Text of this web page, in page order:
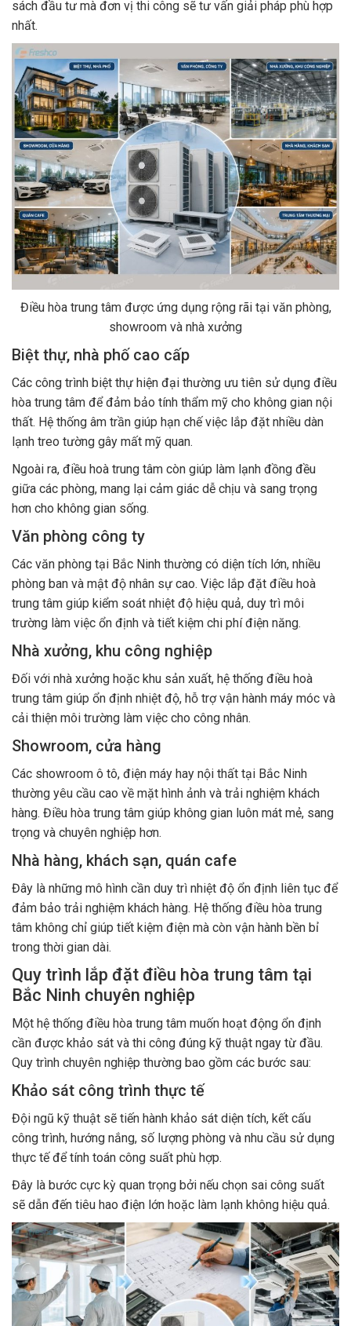
sách đầu tư mà đơn vị thi công sẽ tư vấn giải pháp phù hợp
nhất.
Điều hòa trung tâm được ứng dụng rộng rãi tại văn phòng,
showroom và nhà xưởng
Biệt thự, nhà phố cao cấp
Các công trình biệt thự hiện đại thường ưu tiên sử dụng điều
hòa trung tâm để đảm bảo tính thẩm mỹ cho không gian nội
thất. Hệ thống âm trần giúp hạn chế việc lắp đặt nhiều dàn
lạnh treo tường gây mất mỹ quan.
Ngoài ra, điều hoà trung tâm còn giúp làm lạnh đồng đều
giữa các phòng, mang lại cảm giác dễ chịu và sang trọng
hơn cho không gian sống.
Văn phòng công ty
Các văn phòng tại Bắc Ninh thường có diện tích lớn, nhiều
phòng ban và mật độ nhân sự cao. Việc lắp đặt điều hoà
trung tâm giúp kiểm soát nhiệt độ hiệu quả, duy trì môi
trường làm việc ổn định và tiết kiệm chi phí điện năng.
Nhà xưởng, khu công nghiệp
Đối với nhà xưởng hoặc khu sản xuất, hệ thống điều hoà
trung tâm giúp ổn định nhiệt độ, hỗ trợ vận hành máy móc và
cải thiện môi trường làm việc cho công nhân.
Showroom, cửa hàng
Các showroom ô tô, điện máy hay nội thất tại Bắc Ninh
thường yêu cầu cao về mặt hình ảnh và trải nghiệm khách
hàng. Điều hòa trung tâm giúp không gian luôn mát mẻ, sang
trọng và chuyên nghiệp hơn.
Nhà hàng, khách sạn, quán cafe
Đây là những mô hình cần duy trì nhiệt độ ổn định liên tục để
đảm bảo trải nghiệm khách hàng. Hệ thống điều hòa trung
tâm không chỉ giúp tiết kiệm điện mà còn vận hành bền bỉ
trong thời gian dài.
Quy trình lắp đặt điều hòa trung tâm tại
Bắc Ninh chuyên nghiệp
Một hệ thống điều hòa trung tâm muốn hoạt động ổn định
cần được khảo sát và thi công đúng kỹ thuật ngay từ đầu.
Quy trình chuyên nghiệp thường bao gồm các bước sau:
Khảo sát công trình thực tế
Đội ngũ kỹ thuật sẽ tiến hành khảo sát diện tích, kết cấu
công trình, hướng nắng, số lượng phòng và nhu cầu sử dụng
thực tế để tính toán công suất phù hợp.
Đây là bước cực kỳ quan trọng bởi nếu chọn sai công suất
sẽ dẫn đến tiêu hao điện lớn hoặc làm lạnh không hiệu quả.